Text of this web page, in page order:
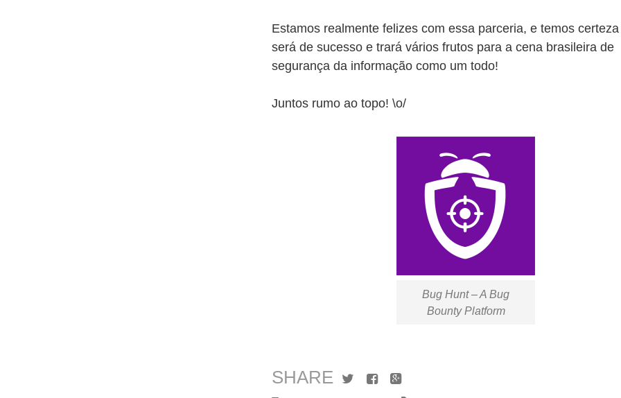
Estamos realmente felizes com essa parceria, e temos
será de sucesso e trará vários frutos para a cena brasileira de
segurança da informação como um todo!
Juntos rumo ao topo! \o/
Bug Hunt – A Bug
Bounty Platform
SHARE TwitterFacebook
Google+